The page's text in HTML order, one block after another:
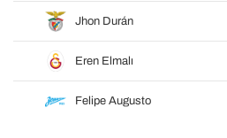
Jhon Durán
Eren Elmalı
Felipe Augusto